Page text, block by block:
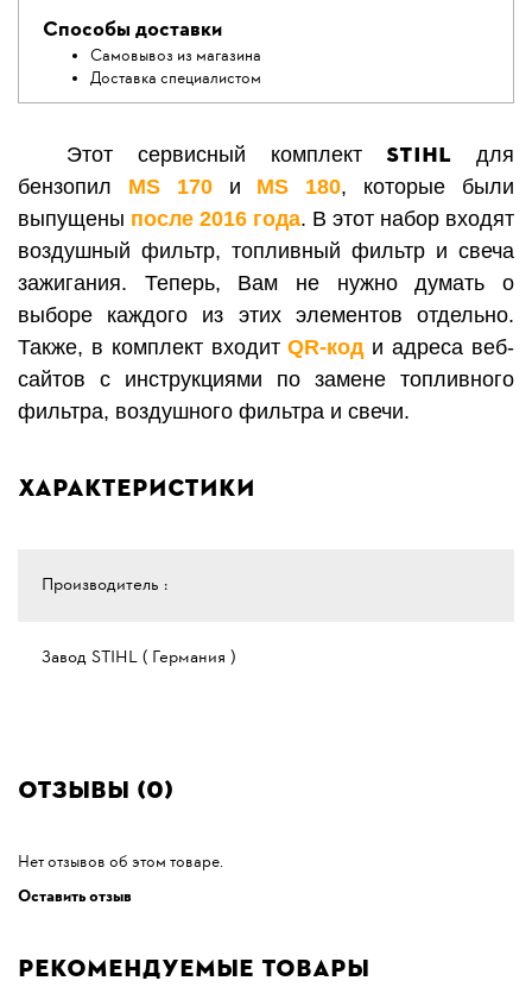
Способы доставки
Самовывоз из магазина
Доставка специалистом
Этот сервисный комплектSTIHL для
бензопил MS 170и MS 180, которые были
выпущены после 2016 года. В этот набор входят
воздушный фильтр, топливный фильтр и свеча
зажигания. Теперь, Вам не нужно думать о
выборе каждого из этих элементов отдельно.
Также, в комплект входитQR-коди адреса веб-
сайтов с инструкциями по замене топливного
фильтра, воздушного фильтра и свечи.
Характеристики
Производитель :
Завод STIHL ( Германия )
Отзывы (0)
Нет отзывов об этом товаре.
Оставить отзыв
Рекомендуемые товары